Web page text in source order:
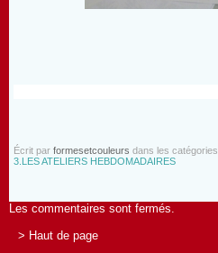
Écrit par formesetcouleurs dans les catégories
3.LES ATELIERS HEBDOMADAIRES
Les commentaires sont fermés.
> Haut de page